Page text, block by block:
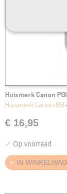
Huismerk Canon
Huismerk Canon
€ 16,95
✓ Op voorraad
IN